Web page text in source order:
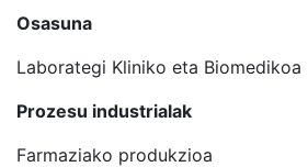
Osasuna
Laborategi Kliniko eta Biomedikoa
Prozesu industrialak
Farmaziako produkzioa